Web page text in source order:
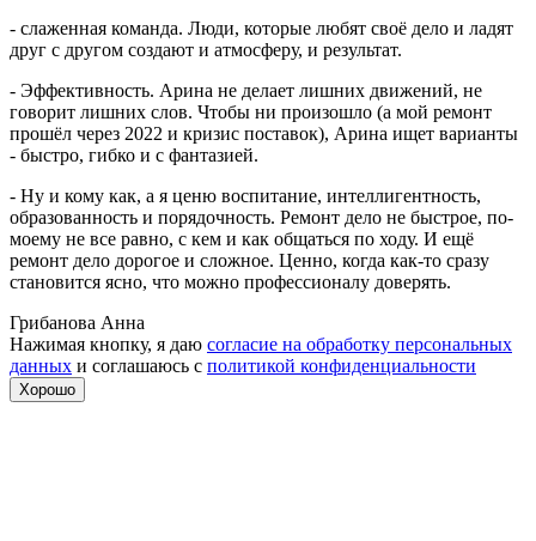
- слаженная команда. Люди, которые любят своё дело и ладят
друг с другом создают и атмосферу, и результат.
- Эффективность. Арина не делает лишних движений, не
говорит лишних слов. Чтобы ни произошло (а мой ремонт
прошёл через 2022 и кризис поставок), Арина ищет варианты
- быстро, гибко и с фантазией.
- Ну и кому как, а я ценю воспитание, интеллигентность,
образованность и порядочность. Ремонт дело не быстрое, по-
моему не все равно, с кем и как общаться по ходу. И ещё
ремонт дело дорогое и сложное. Ценно, когда как-то сразу
становится ясно, что можно профессионалу доверять.
Грибанова Анна
Нажимая кнопку, я даю согласие на обработку персональных
данных и соглашаюсь с политикой конфиденциальности
Хорошо